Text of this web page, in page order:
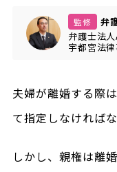
監修
弁
弁護士法
宇都宮法
夫婦が離婚する際
て指定しなければな
しかし、親権は離